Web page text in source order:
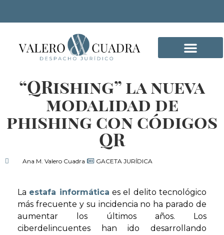
“QRishing” la nueva
modalidad de
phishing con códigos
QR
Ana M. Valero Cuadra GACETA JURÍDICA
La estafa informática es el delito tecnológico
más frecuente y su incidencia no ha parado de
aumentar los últimos años. Los
ciberdelincuentes han ido desarrollando